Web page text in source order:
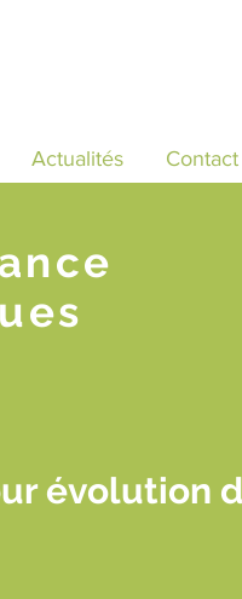
Actualités Contact
évolution